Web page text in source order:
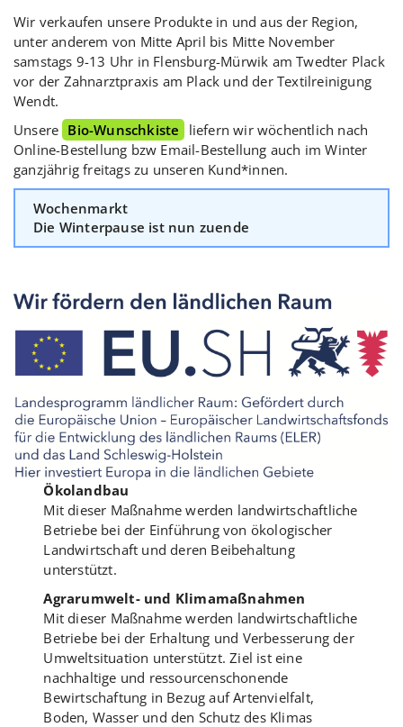
Wir verkaufen unsere Produkte in und aus der Region,
unter anderem von Mitte April bis Mitte November
samstags 9-13 Uhr in Flensburg-Mürwik am Twedter Plack
vor der Zahnarztpraxis am Plack und der Textilreinigung
Wendt.
Unsere Bio-Wunschkiste
liefern wir wöchentlich nach
Online-Bestellung bzw Email-Bestellung auch im Winter
ganzjährig freitags zu unseren Kund*innen.
Wochenmarkt
Die Winterpause ist nun zuende
Ökolandbau
Mit dieser Maßnahme werden landwirtschaftliche
Betriebe bei der Einführung von ökologischer
Landwirtschaft und deren Beibehaltung
unterstützt.
Agrarumwelt- und Klimamaßnahmen
Mit dieser Maßnahme werden landwirtschaftliche
Betriebe bei der Erhaltung und Verbesserung der
Umweltsituation unterstützt. Ziel ist eine
nachhaltige und ressourcenschonende
Bewirtschaftung in Bezug auf Artenvielfalt,
Boden, Wasser und den Schutz des Klimas